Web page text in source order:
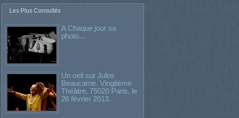
Les Plus Consultés
A Chaque jour sa
photo…
Un oeil sur Julos
Beaucarne. Vingtième
Théâtre, 75020 Paris, le
26 février 2013.